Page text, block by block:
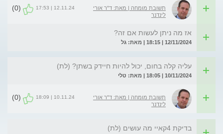
תשובת מומחה | מאת: ד"ר אורי
לינדנר
12.11.24 | 17:53
(0)
אז מה ניתן לעשות אם זה?
12/11/2024 | 18:15 | מאת: גל
עליה קלה בחום, יכול להיות חיידק בשתן? (לת)
10/11/2024 | 18:05 | מאת: טלי
תשובת מומחה | מאת: ד"ר אורי
לינדנר
10.11.24 | 18:09
(0)
בדיקת 4קאיי מה עושים (לת)